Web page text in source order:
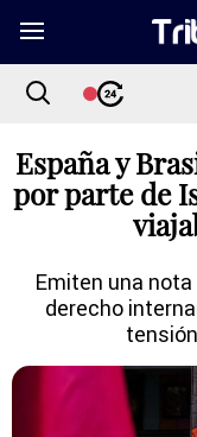
España y
por parte de
Emiten una nota
derecho